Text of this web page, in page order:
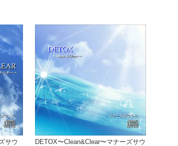
サウ
DETOX〜Clean&Clear〜マナーズサウ